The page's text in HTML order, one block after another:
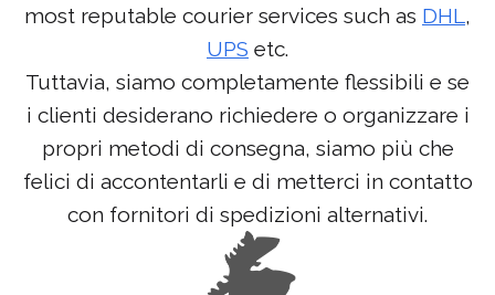
most reputable courier services such as DHL,
UPS etc.
Tuttavia, siamo completamente flessibili e se
i clienti desiderano richiedere o organizzare i
propri metodi di consegna, siamo più che
felici di accontentarli e di metterci in contatto
con fornitori di spedizioni alternativi.